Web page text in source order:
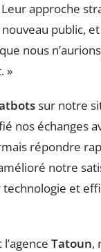
approche
public,
nous
»
sur notre
nos échanges
répondre
notre
technologie et
Tatoun,